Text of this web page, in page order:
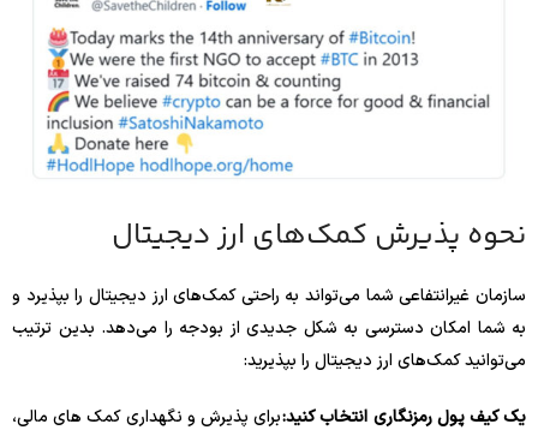
نحوه پذیرش کمک‌های ارز دیجیتال
سازمان غیرانتفاعی شما می‌تواند به راحتی کمک‌های ارز دیجیتال را بپذیرد و
به شما امکان دسترسی به شکل جدیدی از بودجه را می‌دهد. بدین ترتیب
می‌توانید کمک‌های ارز دیجیتال را بپذیرید:
یک کیف پول رمزنگاری انتخاب کنید:برای پذیرش و نگهداری کمک های مالی،